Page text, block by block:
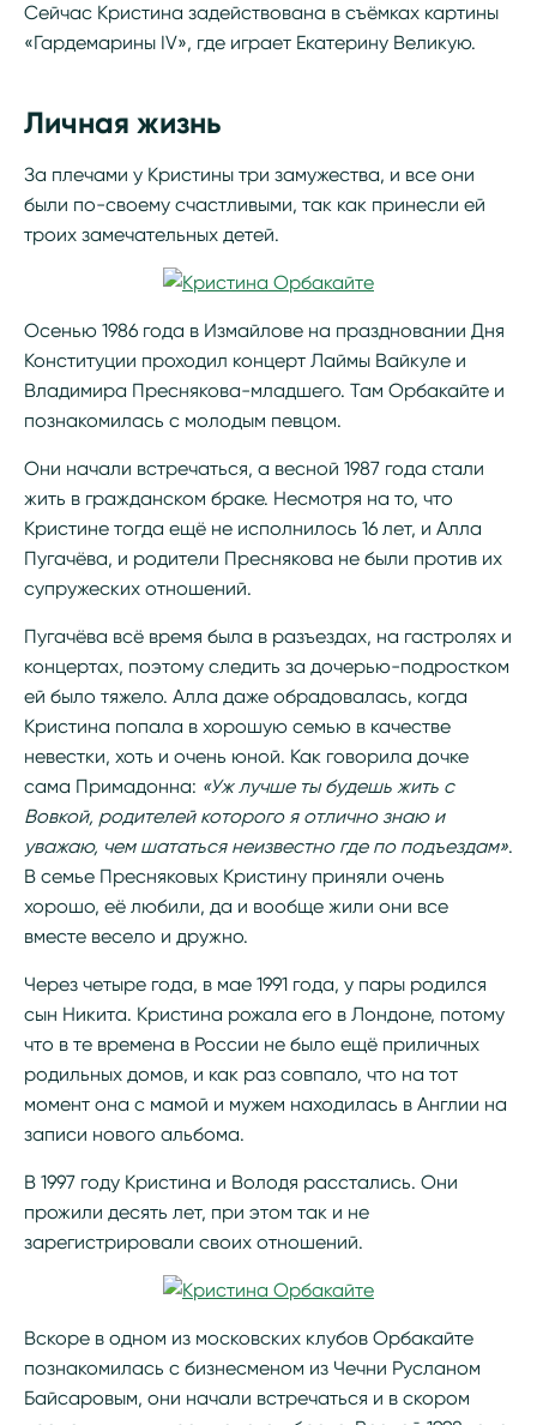
Сейчас Кристина задействована в съёмках картины
«Гардемарины IV», где играет Екатерину Великую.
Личная жизнь
За плечами у Кристины три замужества, и все они
были по-своему счастливыми, так как принесли ей
троих замечательных детей.
Осенью 1986 года в Измайлове на праздновании Дня
Конституции проходил концерт Лаймы Вайкуле и
Владимира Преснякова-младшего. Там Орбакайте и
познакомилась с молодым певцом.
Они начали встречаться, а весной 1987 года стали
жить в гражданском браке. Несмотря на то, что
Кристине тогда ещё не исполнилось 16 лет, и Алла
Пугачёва, и родители Преснякова не были против их
супружеских отношений.
Пугачёва всё время была в разъездах, на гастролях и
концертах, поэтому следить за дочерью-подростком
ей было тяжело. Алла даже обрадовалась, когда
Кристина попала в хорошую семью в качестве
невестки, хоть и очень юной. Как говорила дочке
сама Примадонна: «Уж лучше ты будешь жить с
Вовкой, родителей которого я отлично знаю и
уважаю, чем шататься неизвестно где по подъездам».
В семье Пресняковых Кристину приняли очень
хорошо, её любили, да и вообще жили они все
вместе весело и дружно.
Через четыре года, в мае 1991 года, у пары родился
сын Никита. Кристина рожала его в Лондоне, потому
что в те времена в России не было ещё приличных
родильных домов, и как раз совпало, что на тот
момент она с мамой и мужем находилась в Англии на
записи нового альбома.
В 1997 году Кристина и Володя расстались. Они
прожили десять лет, при этом так и не
зарегистрировали своих отношений.
Вскоре в одном из московских клубов Орбакайте
познакомилась с бизнесменом из Чечни Русланом
Байсаровым, они начали встречаться и в скором